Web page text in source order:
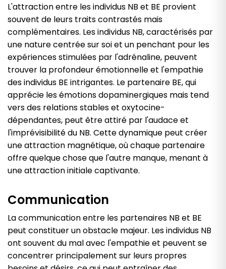
L'attraction entre les individus NB et BE provient
souvent de leurs traits contrastés mais
complémentaires. Les individus NB, caractérisés par
une nature centrée sur soi et un penchant pour les
expériences stimulées par l'adrénaline, peuvent
trouver la profondeur émotionnelle et l'empathie
des individus BE intrigantes. Le partenaire BE, qui
apprécie les émotions dopaminergiques mais tend
vers des relations stables et oxytocine-
dépendantes, peut être attiré par l'audace et
l'imprévisibilité du NB. Cette dynamique peut créer
une attraction magnétique, où chaque partenaire
offre quelque chose que l'autre manque, menant à
une attraction initiale captivante.
Communication
La communication entre les partenaires NB et BE
peut constituer un obstacle majeur. Les individus NB
ont souvent du mal avec l'empathie et peuvent se
concentrer principalement sur leurs propres